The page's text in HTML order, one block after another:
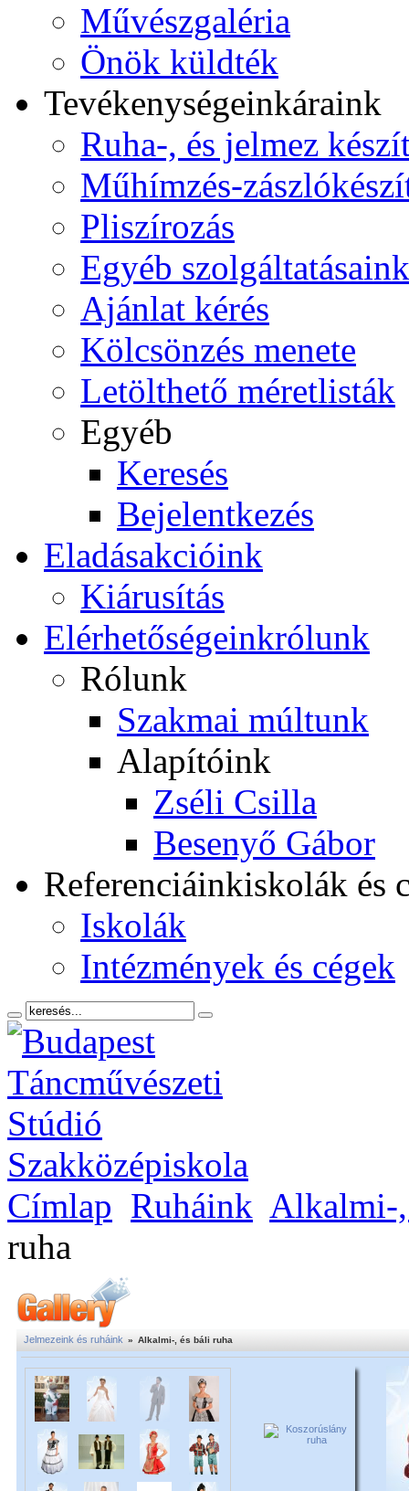
Művészgaléria
Önök küldték
Tevékenységeinkáraink
Ruha-, és jelmez
Műhímzés-
Pliszírozás
Egyéb szolgáltatásaink
Ajánlat kérés
Kölcsönzés menete
Letölthető méretlisták
Egyéb
Keresés
Bejelentkezés
Eladásakcióink
Kiárusítás
Elérhetőségeinkrólunk
Rólunk
Szakmai múltunk
Alapítóink
Zséli Csilla
Besenyő Gábor
Referenciáinkiskolák és
Iskolák
Intézmények és cégek
Címlap Ruháink Alkalmi-,
ruha
Jelmezeink és ruháink » Alkalmi-, és báli ruha